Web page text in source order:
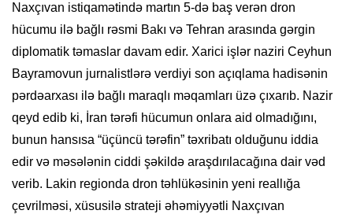
Naxçıvan istiqamətində martın 5-də baş verən dron
hücumu ilə bağlı rəsmi Bakı və Tehran arasında gərgin
diplomatik təmaslar davam edir. Xarici işlər naziri Ceyhun
Bayramovun jurnalistlərə verdiyi son açıqlama hadisənin
pərdəarxası ilə bağlı maraqlı məqamları üzə çıxarıb. Nazir
qeyd edib ki, İran tərəfi hücumun onlara aid olmadığını,
bunun hansısa “üçüncü tərəfin” təxribatı olduğunu iddia
edir və məsələnin ciddi şəkildə araşdırılacağına dair vəd
verib. Lakin regionda dron təhlükəsinin yeni reallığa
çevrilməsi, xüsusilə strateji əhəmiyyətli Naxçıvan